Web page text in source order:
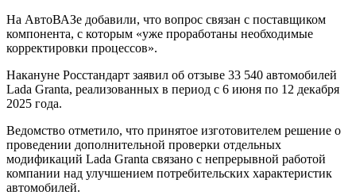
На АвтоВАЗе добавили, что вопрос связан с поставщиком
компонента, с которым «уже проработаны необходимые
корректировки процессов».
Накануне Росстандарт заявил об отзыве 33 540 автомобилей
Lada Granta, реализованных в период с 6 июня по 12 декабря
2025 года.
Ведомство отметило, что принятое изготовителем решение о
проведении дополнительной проверки отдельных
модификаций Lada Granta связано с непрерывной работой
компании над улучшением потребительских характеристик
автомобилей.